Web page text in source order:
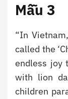
Mẫu 3
“In
called the
endless joy
with lion
children